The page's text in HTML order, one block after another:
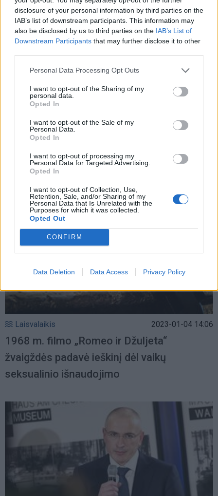
disclosure of your personal information by third parties on the
IAB’s list of downstream participants. This information may
also be disclosed by us to third parties on the IAB’s List of
Downstream Participants that may further disclose it to other
Personal Data Processing Opt Outs
I want to opt-out of the Sharing of my
personal data.
Opted In
I want to opt-out of the Sale of my
Personal Data.
Opted In
I want to opt-out of processing my
Personal Data for Targeted Advertising.
Opted In
I want to opt-out of Collection, Use,
Retention, Sale, and/or Sharing of my
Personal Data that Is Unrelated with the
Purposes for which it was collected.
Opted Out
CONFIRM
Data Deletion Data Access Privacy Policy
Pasaulis
Joe Bideno sūnus pateikė ieškinį dėl
prarasto nešiojamojo kompiuterio, kurio
turiniu pasinaudota užsipuolant tėvą (1)
Laisvalaikis 2023-01-04 14:06
1968 m. filmo „Romeo ir Džuljeta“
žvaigždės padavė ieškinį dėl vaikų
seksualinio išnaudojimo